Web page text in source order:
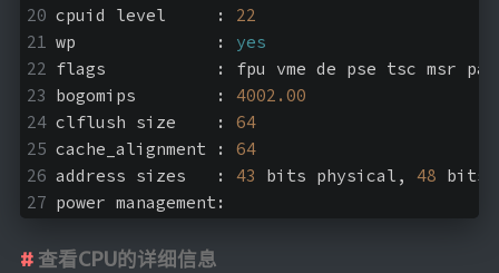
cpuid level	: 22
wp		: yes
flags		: fpu vme de pse tsc
bogomips	: 4002.00
clflush size	: 64
cache_alignment	: 64
address sizes	: 43 bits physical, 48 bits
power management:
查看CPU的详细信息